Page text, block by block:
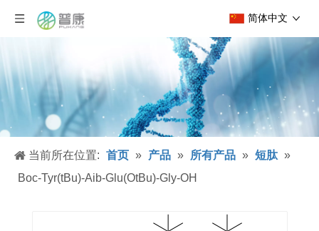
简体中文
当前所在位置: 首页 » 产品 » 所有产品 » 短肽 »
Boc-Tyr(tBu)-Aib-Glu(OtBu)-Gly-OH